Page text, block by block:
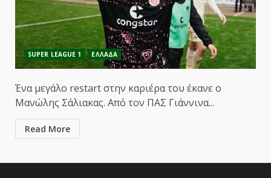
SUPER LEAGUE 1 ΕΛΛΑΔΑ
Ένα μεγάλο restart στην καριέρα του έκανε ο
Μανώλης Σάλιακας. Από τον ΠΑΣ Γιάννινα...
Read More